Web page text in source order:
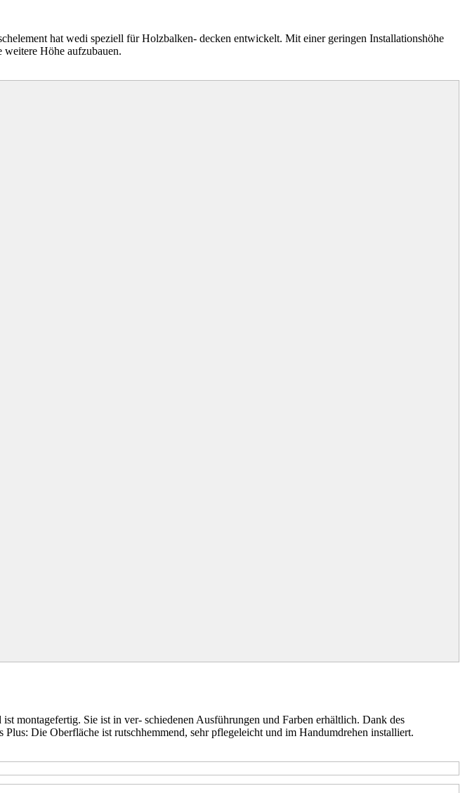
hat wedi speziell für Holzbalken- decken entwickelt. Mit einer geringen Installationshöhe
Höhe aufzubauen.
montagefertig. Sie ist in ver- schiedenen Ausführungen und Farben erhältlich. Dank des
Die Oberfläche ist rutschhemmend, sehr pflegeleicht und im Handumdrehen installiert.